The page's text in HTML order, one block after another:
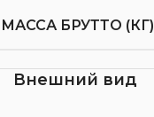
МАССА БРУТТО (КГ)
Внешний вид